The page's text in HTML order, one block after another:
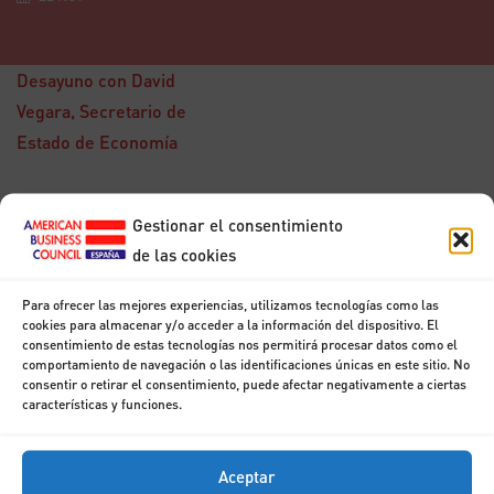
Gestionar el consentimiento
de las cookies
Para ofrecer las mejores experiencias, utilizamos tecnologías como las
cookies para almacenar y/o acceder a la información del dispositivo. El
consentimiento de estas tecnologías nos permitirá procesar datos como el
comportamiento de navegación o las identificaciones únicas en este sitio. No
consentir o retirar el consentimiento, puede afectar negativamente a ciertas
características y funciones.
Aceptar
Desayuno con David
Vegara, Secretario de
Estado de Economía
15
Francisco
Marhuenda